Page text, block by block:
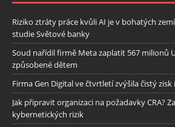
Riziko ztráty práce kvůli AI je v bohatých
studie Světové banky
Soud nařídil firmě Meta zaplatit 567 milionů
způsobené dětem
Firma Gen Digital ve čtvrtletí zvýšila čistý
Jak připravit organizaci na požadavky CRA?
kybernetických rizik